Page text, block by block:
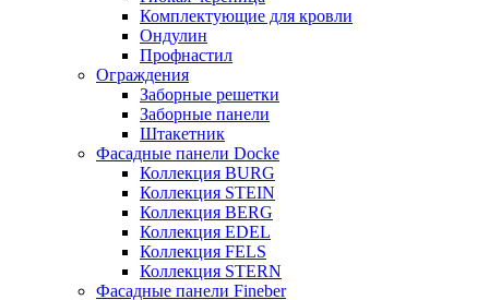
Комплектующие для кровли
Ондулин
Профнастил
Ограждения
Заборные решетки
Заборные панели
Штакетник
Фасадные панели Docke
Коллекция BURG
Коллекция STEIN
Коллекция BERG
Коллекция EDEL
Коллекция FELS
Коллекция STERN
Фасадные панели Fineber